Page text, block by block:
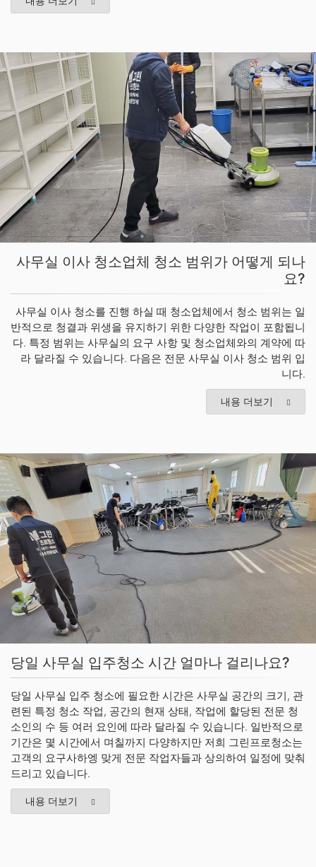
사무실 이사 청소업체 청소 범위가 어떻게 되나
요?
사무실 이사 청소를 진행 하실 때 청소업체에서 청소 범위는 일
반적으로 청결과 위생을 유지하기 위한 다양한 작업이 포함됩니
다. 특정 범위는 사무실의 요구 사항 및 청소업체와의 계약에 따
라 달라질 수 있습니다. 다음은 전문 사무실 이사 청소 범위 입
니다.
내용 더보기
당일 사무실 입주청소 시간 얼마나 걸리나요?
당일 사무실 입주 청소에 필요한 시간은 사무실 공간의 크기, 관
련된 특정 청소 작업, 공간의 현재 상태, 작업에 할당된 전문 청
소인의 수 등 여러 요인에 따라 달라질 수 있습니다. 일반적으로
기간은 몇 시간에서 며칠까지 다양하지만 저희 그린프로청소는
고객의 요구사하엥 맞게 전문 작업자들과 상의하여 일정에 맞춰
드리고 있습니다.
내용 더보기